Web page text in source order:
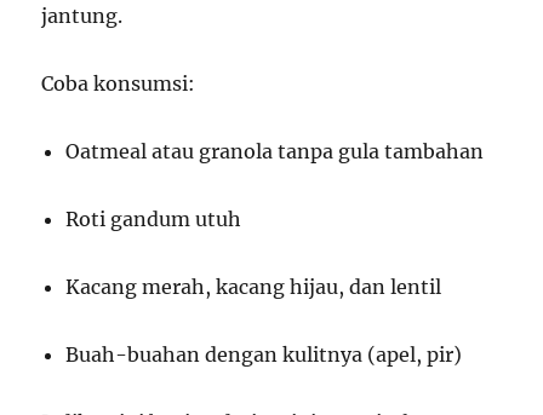
jantung.
Coba konsumsi:
Oatmeal atau granola tanpa gula tambahan
Roti gandum utuh
Kacang merah, kacang hijau, dan lentil
Buah-buahan dengan kulitnya (apel, pir)